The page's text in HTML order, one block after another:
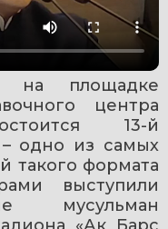
на площадке
центра
13-й
– одно из самых
такого формата
выступили
мусульман